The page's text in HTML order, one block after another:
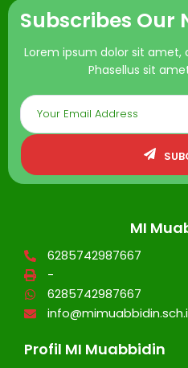
Subscribes Our
Lorem ipsum dolor sit
Phasellus sit
MI
6285742987667
-
6285742987667
Profil MI Muabbidin